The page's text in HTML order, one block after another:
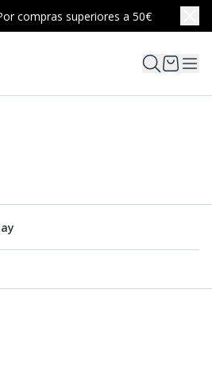
compras superiores a 50€